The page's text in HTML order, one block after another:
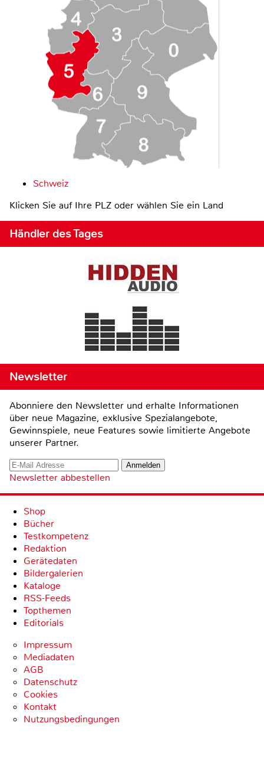
Schweiz
Klicken Sie auf Ihre PLZ oder wählen Sie ein Land
Händler des Tages
Newsletter
Abonniere den Newsletter und erhalte Informationen
über neue Magazine, exklusive Spezialangebote,
Gewinnspiele, neue Features sowie limitierte Angebote
unserer Partner.
Newsletter abbestellen
Shop
Bücher
Testkompetenz
Redaktion
Gerätedaten
Bildergalerien
Kataloge
RSS-Feeds
Topthemen
Editorials
Impressum
Mediadaten
AGB
Datenschutz
Cookies
Kontakt
Nutzungsbedingungen